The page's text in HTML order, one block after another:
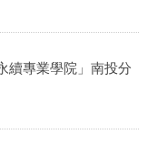
續專業學院」南投分